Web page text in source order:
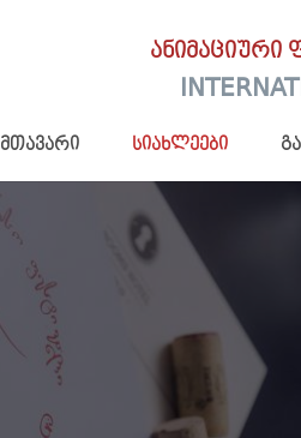
ანიმაციური
მთავარი სიახლეები